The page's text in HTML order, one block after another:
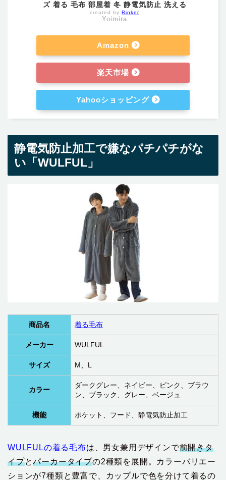
ズ 着る 毛布 部屋着 冬 静電気防止 洗える
created byRinker
Yoimira
Amazon
楽天市場
Yahooショッピング
静電気防止加工で嫌なパチパチがな
い「WULFUL」
商品名 着る毛布
メーカー WULFUL
サイズ M、L
カラー
ダークグレー、ネイビー、ピンク、ブラウ
ン、ブラック、グレー、ベージュ
機能 ポケット、フード、静電気防止加工
WULFULの着る毛布は、男女兼用デザインで前開きタ
イプとパーカータイプの2種類を展開。カラーバリエー
ションが7種類と豊富で、カップルで色を分けて着るの